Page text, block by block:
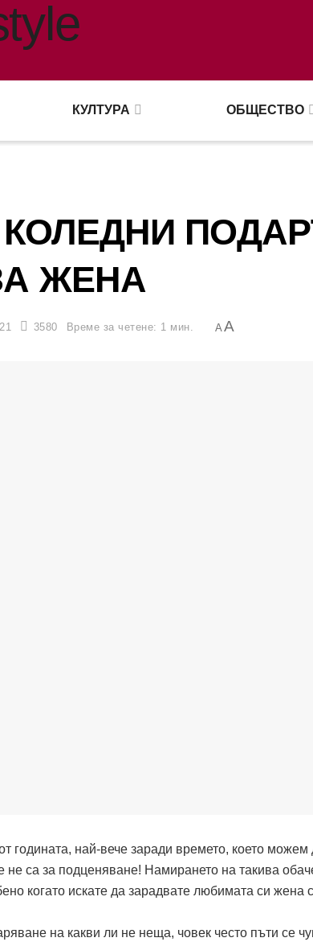
КУЛТУРА ОБЩЕСТВО
ЖЕНА
3580 Време за четене: 1 мин. AA
годината, най-вече заради времето, което
не са за подценяване! Намирането на такива
когато искате да зарадвате любимата си жена
на какви ли не неща, човек често пъти се